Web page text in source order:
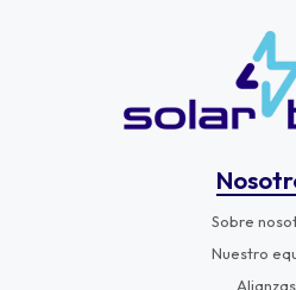
Sobre
Nuestro
Alianzas